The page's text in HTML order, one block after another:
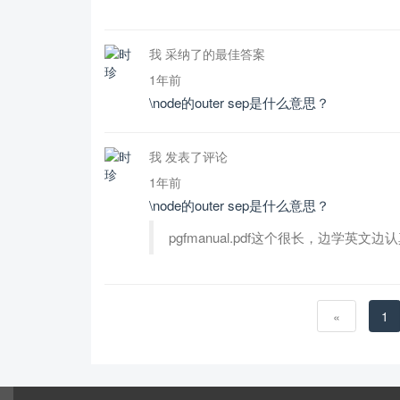
我 采纳了的最佳答案
1年前
\node的outer sep是什么意思？
我 发表了评论
1年前
\node的outer sep是什么意思？
pgfmanual.pdf这个很长，边学英文边
« 1